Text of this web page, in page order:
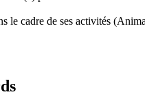
le cadre de ses activités